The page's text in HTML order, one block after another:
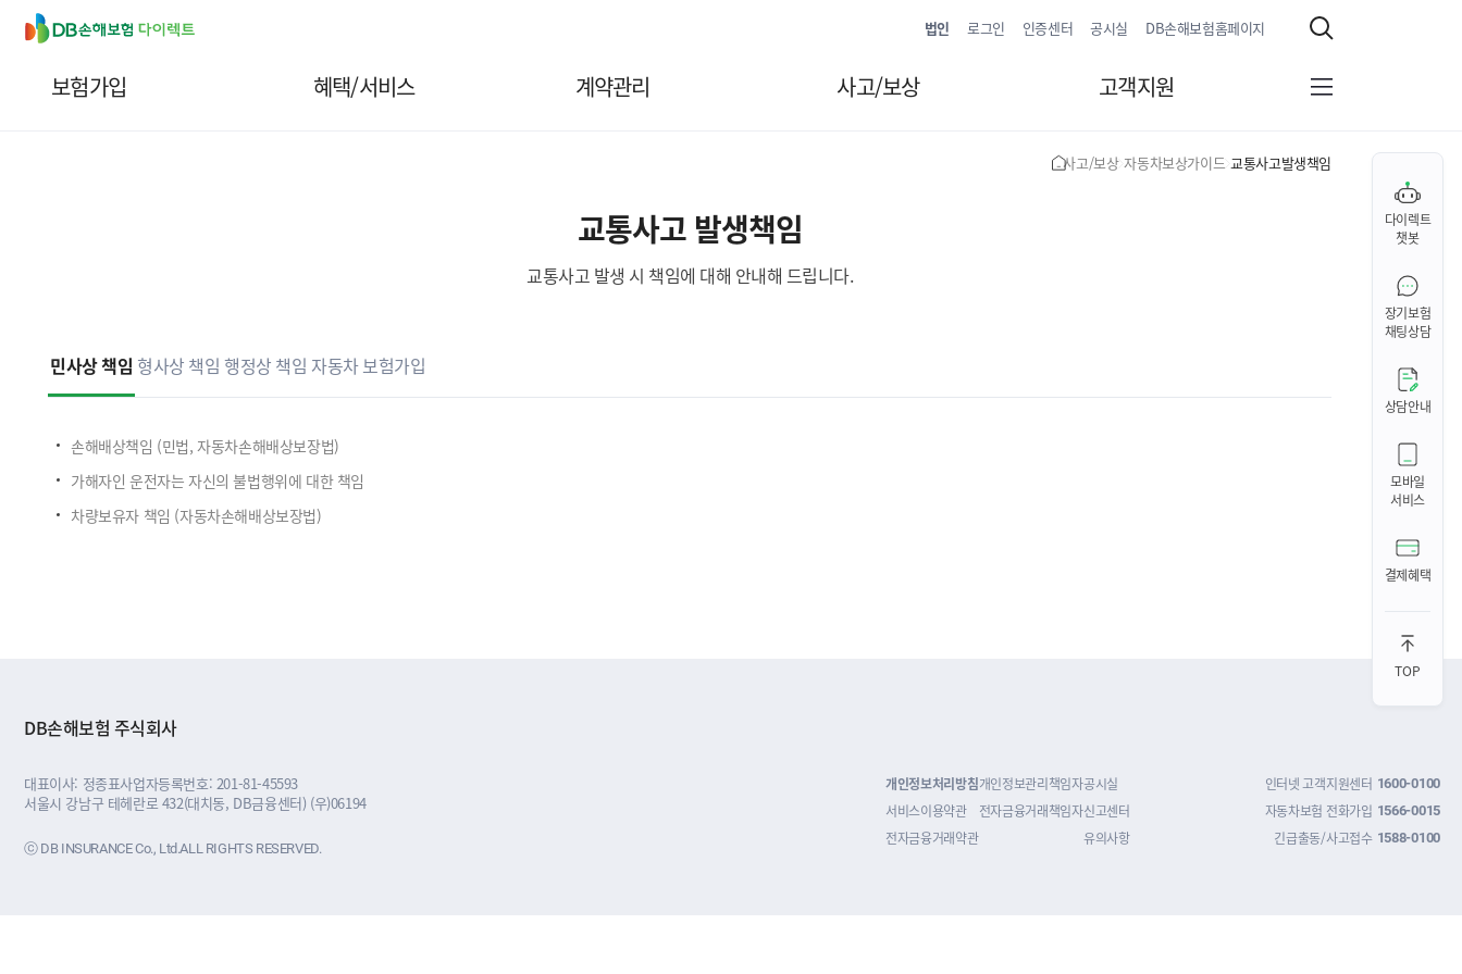
D
법인 로그인 인증센터 공시실 DB손해보험홈페이지
색
보험가입 혜택/서비스 계약관리 사고/보상 고객지원
전
뉴
H 사고/보상 자동차보상가이드 교통사고발생책임
교통사고 발생책임
교통사고 발생 시 책임에 대해 안내해 드립니다.
민사상 책임 형사상 책임 행정상 책임 자동차 보험가입
손해배상책임 (민법, 자동차손해배상보장법)
가해자인 운전자는 자신의 불법행위에 대한 책임
차량보유자 책임 (자동차손해배상보장법)
다이렉트
챗봇
장기보험
채팅상담
상담안내
모바일
서비스
결제혜택
TOP
DB손해보험 주식회사
대표이사: 정종표사업자등록번호: 201-81-45593
서울시 강남구 테헤란로 432(대치동, DB금융센터) (우)06194
ⓒ DB INSURANCE Co., Ltd.ALL RIGHTS RESERVED.
개인정보처리방침
서비스이용약관
전자금융거래약관
개인정보관리책임자
전자금융거래책임자
공시실
신고센터
유의사항
인터넷 고객지원센터 1600-0100
자동차보험 전화가입 1566-0015
긴급출동/사고접수 1588-0100